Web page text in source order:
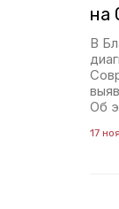
на
В
Об
17